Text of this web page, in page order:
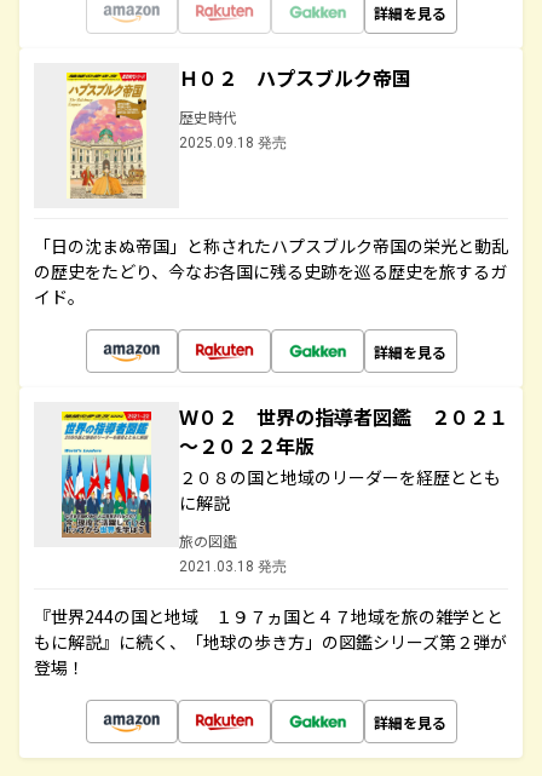
詳細を見る
Ｈ０２ ハプスブルク帝国
歴史時代
2025.09.18 発売
「日の沈まぬ帝国」と称されたハプスブルク帝国の栄光と動乱
の歴史をたどり、今なお各国に残る史跡を巡る歴史を旅するガ
イド。
詳細を見る
Ｗ０２ 世界の指導者図鑑 ２０２１
～２０２２年版
２０８の国と地域のリーダーを経歴ととも
に解説
旅の図鑑
2021.03.18 発売
『世界244の国と地域 １９７ヵ国と４７地域を旅の雑学とと
もに解説』に続く、「地球の歩き方」の図鑑シリーズ第２弾が
登場！
詳細を見る